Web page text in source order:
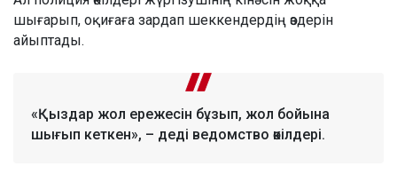
шығарып, оқиғаға зардап шеккендердің өздерін
айыптады.
«Қыздар жол ережесін бұзып, жол бойына
шығып кеткен», – деді ведомство өкілдері.